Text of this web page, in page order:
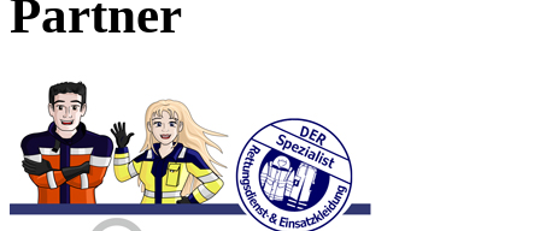
Partner